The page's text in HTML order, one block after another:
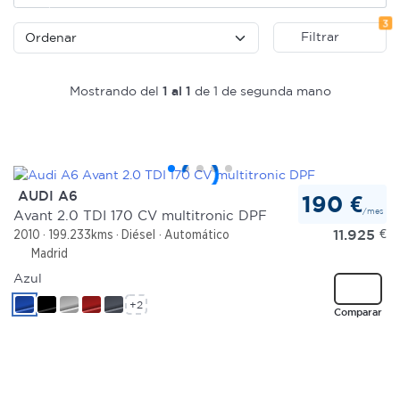
Filtrar
3
Mostrando del 1 al 1 de 1 de segunda mano
AUDI A6
Avant 2.0 TDI 170 CV multitronic DPF
2010 199.233kms Diésel
Automático
Madrid
190 €/mes
11.925 €
Comparar
Azul
+2